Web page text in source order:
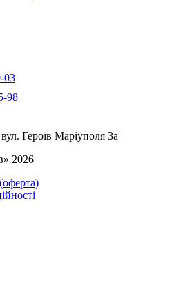
03
98
Героїв Маріуполя 3а
2026